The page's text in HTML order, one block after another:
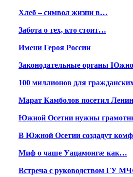
Хлеб – символ жизни в…
Забота о тех, кто стоит…
Имени Героя России
Законодательные органы
100 миллионов для
Марат Камболов посетил
Южной Осетии нужны
В Южной Осетии создадут
Миф о чаше Уацамонгæ как…
Встреча с руководством ГУ